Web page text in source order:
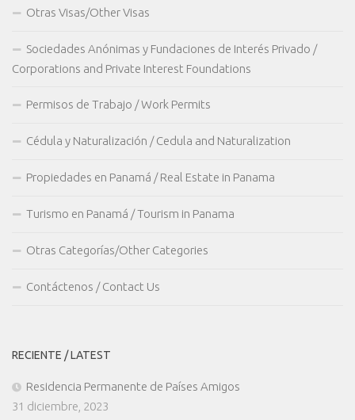
Otras Visas/Other Visas
Sociedades Anónimas y Fundaciones de Interés Privado /
Corporations and Private Interest Foundations
Permisos de Trabajo / Work Permits
Cédula y Naturalización / Cedula and Naturalization
Propiedades en Panamá / Real Estate in Panama
Turismo en Panamá / Tourism in Panama
Otras Categorías/Other Categories
Contáctenos / Contact Us
RECIENTE / LATEST
Residencia Permanente de Países Amigos
31 diciembre, 2023